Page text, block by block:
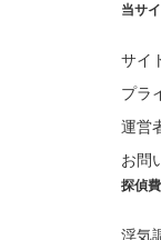
当サ
サイ
プラ
運営
お問
探偵
浮気